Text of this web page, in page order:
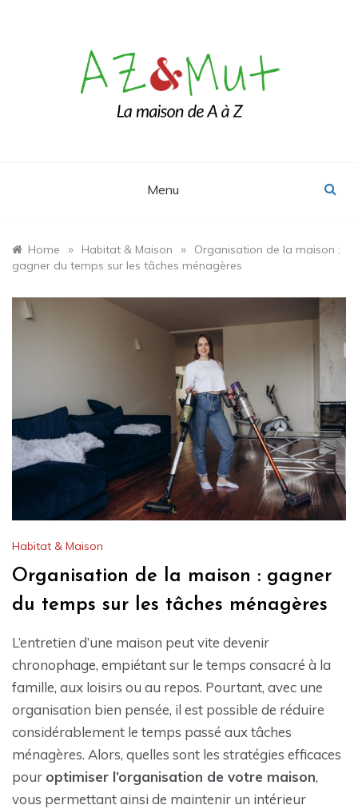
Menu
Home » Habitat & Maison »
Organisation de la maison :
gagner du temps sur les tâches ménagères
Habitat & Maison
Organisation de la maison : gagner
du temps sur les tâches ménagères
L’entretien d’une maison peut vite devenir
chronophage, empiétant sur le temps consacré à la
famille, aux loisirs ou au repos. Pourtant, avec une
organisation bien pensée, il est possible de réduire
considérablement le temps passé aux tâches
ménagères. Alors, quelles sont les stratégies efficaces
pour optimiser l’organisation de votre maison,
vous permettant ainsi de maintenir un intérieur